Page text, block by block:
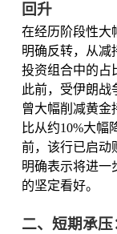
回升
在经历阶段性大
明确反转，从减
投资组合中的占
此前，受伊朗战
曾大幅削减黄金
比从约10%大幅
前，该行已启动
明确表示将进一
的坚定看好。
二、短期承